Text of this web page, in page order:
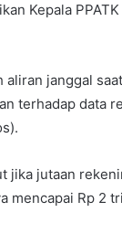
Kepala
aliran janggal
terhadap data
jika jutaan
mencapai Rp 2